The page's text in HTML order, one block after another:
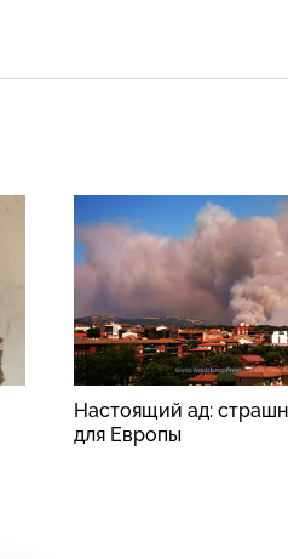
Настоящий ад:
для Европы